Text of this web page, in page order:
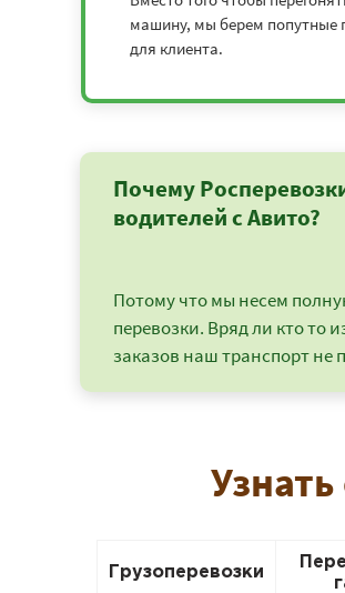
машину, мы берем попутные
для клиента.
Почему
водителей с Авито?
Потому что мы несем
перевозки. Вряд ли кто то
заказов наш транспорт не
Грузоперевозки